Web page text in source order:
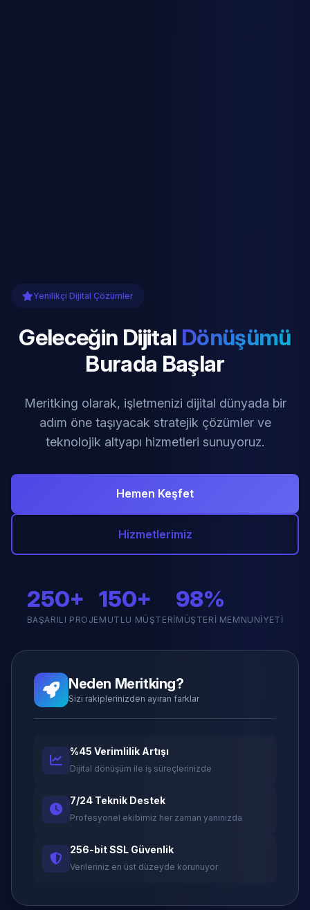
Yenilikçi Dijital Çözümler
Geleceğin Dijital Dönüşümü
Burada Başlar
Meritking olarak, işletmenizi dijital dünyada bir
adım öne taşıyacak stratejik çözümler ve
teknolojik altyapı hizmetleri sunuyoruz.
Hemen Keşfet
Hizmetlerimiz
250+
BAŞARILI PROJE
150+
MUTLU MÜŞTERI
98%
MÜŞTERI MEMNUNIYETI
Neden Meritking?
Sizi rakiplerinizden ayıran farklar
%45 Verimlilik Artışı
Dijital dönüşüm ile iş süreçlerinizde
7/24 Teknik Destek
Profesyonel ekibimiz her zaman yanınızda
256-bit SSL Güvenlik
Verileriniz en üst düzeyde korunuyor